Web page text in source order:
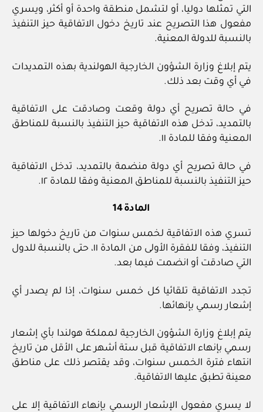
التي تمثلها دوليا، أو لتشمل منطقة واحدة أو أكثر، ويسري
مفعول هذا التصريح عند تاريخ دخول الاتفاقية حيز التنفيذ
بالنسبة للدولة المعنية.
يتم إبلاغ وزارة الشؤون الخارجية الهولندية بهذه التمديدات
في أي وقت بعد ذلك.
في حالة تصريح أي دولة وقعت وصادقت على الاتفاقية
بالتمديد، تدخل هذه الاتفاقية حيز التنفيذ بالنسبة للمناطق
المعنية وفقا للمادة ١١.
في حالة تصريح أي دولة منضمة بالتمديد، تدخل الاتفاقية
حيز التنفيذ بالنسبة للمناطق المعنية وفقا للمادة ١٢.
المادة 14
تسري هذه الاتفاقية لخمس سنوات من تاريخ دخولها حيز
التنفيذ، وفقا للفقرة الأولى من المادة ١١، حتى بالنسبة للدول
التي صادقت أو انضمت فيما بعد.
تجدد الاتفاقية تلقائيا كل خمس سنوات، إذا لم يصدر أي
إشعار رسمي بإنهائها.
يتم إبلاغ وزارة الشؤون الخارجية لمملكة هولندا بأي إشعار
رسمي بإنهاء الاتفاقية قبل ستة أشهر على الأقل من تاريخ
انتهاء فترة الخمس سنوات، وقد يقتصر ذلك على مناطق
معينة تطبق عليها الاتفاقية.
لا يسري مفعول الإشعار الرسمي بإنهاء الاتفاقية إلا على